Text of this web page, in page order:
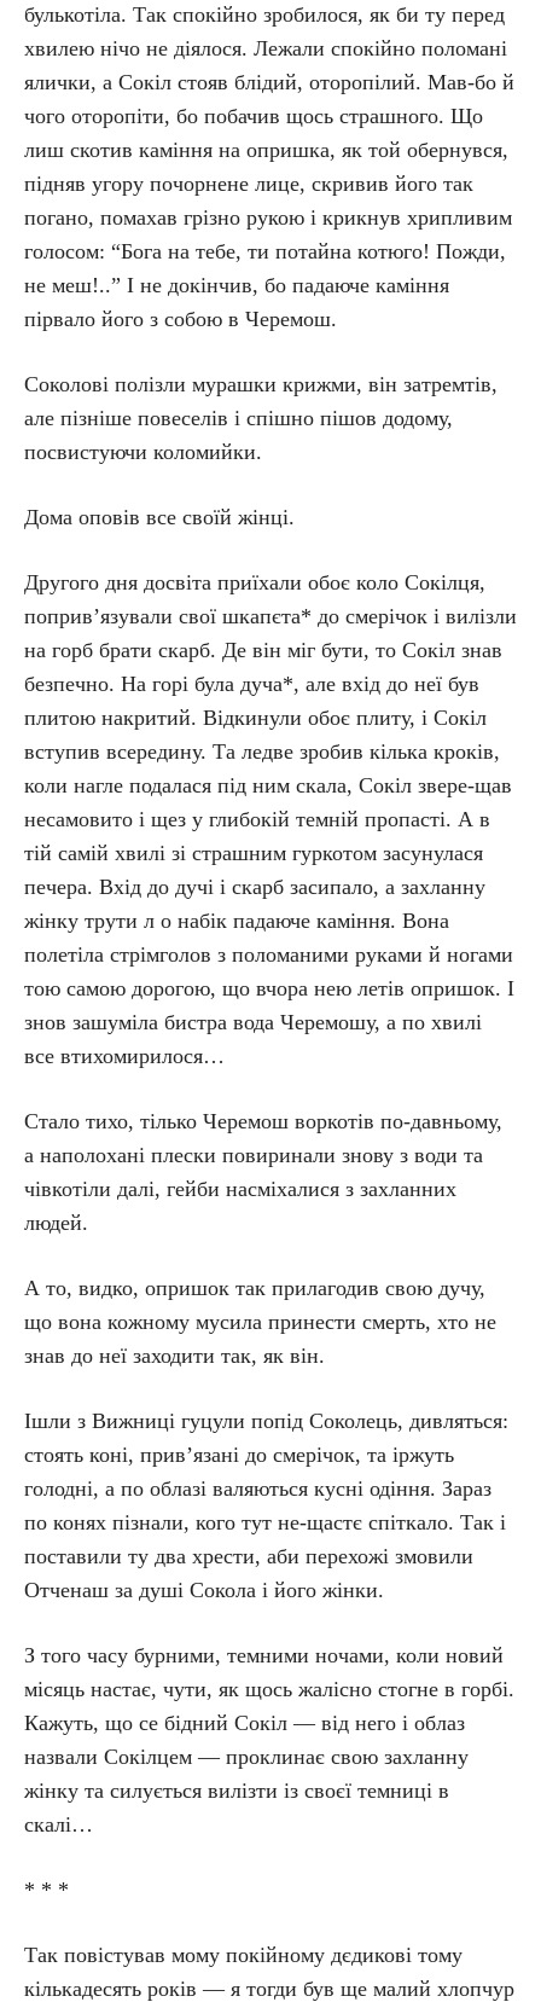
булькотіла. Так спокійно зробилося, як би ту перед
хвилею нічо не діялося. Лежали спокійно поломані
ялички, а Сокіл стояв блідий, оторопілий. Мав-бо й
чого оторопіти, бо побачив щось страшного. Що
лиш скотив каміння на опришка, як той обернувся,
підняв угору почорнене лице, скривив його так
погано, помахав грізно рукою і крикнув хрипливим
голосом: “Бога на тебе, ти потайна котюго! Пожди,
не меш!..” І не докінчив, бо падаюче каміння
пірвало його з собою в Черемош.
Соколові полізли мурашки крижми, він затремтів,
але пізніше повеселів і спішно пішов додому,
посвистуючи коломийки.
Дома оповів все своїй жінці.
Другого дня досвіта приїхали обоє коло Сокілця,
поприв’язували свої шкапєта* до смерічок і вилізли
на горб брати скарб. Де він міг бути, то Сокіл знав
безпечно. На горі була дуча*, але вхід до неї був
плитою накритий. Відкинули обоє плиту, і Сокіл
вступив всередину. Та ледве зробив кілька кроків,
коли нагле подалася під ним скала, Сокіл звере-щав
несамовито і щез у глибокій темній пропасті. А в
тій самій хвилі зі страшним гуркотом засунулася
печера. Вхід до дучі і скарб засипало, а захланну
жінку трути л о набік падаюче каміння. Вона
полетіла стрімголов з поломаними руками й ногами
тою самою дорогою, що вчора нею летів опришок. І
знов зашуміла бистра вода Черемошу, а по хвилі
все втихомирилося…
Стало тихо, тілько Черемош воркотів по-давньому,
а наполохані плески повиринали знову з води та
чівкотіли далі, гейби насміхалися з захланних
людей.
А то, видко, опришок так прилагодив свою дучу,
що вона кожному мусила принести смерть, хто не
знав до неї заходити так, як він.
Ішли з Вижниці гуцули попід Соколець, дивляться:
стоять коні, прив’язані до смерічок, та іржуть
голодні, а по облазі валяються кусні одіння. Зараз
по конях пізнали, кого тут не-щастє спіткало. Так і
поставили ту два хрести, аби перехожі змовили
Отченаш за душі Сокола і його жінки.
З того часу бурними, темними ночами, коли новий
місяць настає, чути, як щось жалісно стогне в горбі.
Кажуть, що се бідний Сокіл — від него і облаз
назвали Сокілцем — проклинає свою захланну
жінку та силується вилізти із своєї темниці в
скалі…
* * *
Так повістував мому покійному дєдикові тому
кількадесять років — я тогди був ще малий хлопчур